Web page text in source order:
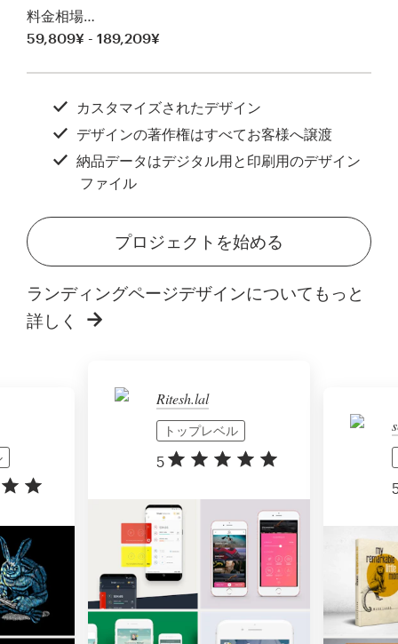
Ritesh.lal
トップレベル
5
料金相場…
59,809¥ - 189,209¥
カスタマイズされたデザイン
デザインの著作権はすべてお客様へ譲渡
納品データはデジタル用と印刷用のデザイン
ファイル
プロジェクトを始める
ランディングページデザインについてもっと
詳しく